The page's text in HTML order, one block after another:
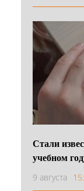
Стали
учебном
9 августа